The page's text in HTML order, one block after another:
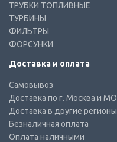
ТРУБКИ ТОПЛИВНЫЕ
ТУРБИНЫ
ФИЛЬТРЫ
ФОРСУНКИ
Доставка и оплата
Самовывоз
Доставка по г. Москва и МО
Доставка в другие регионы
Безналичная оплата
Оплата наличными